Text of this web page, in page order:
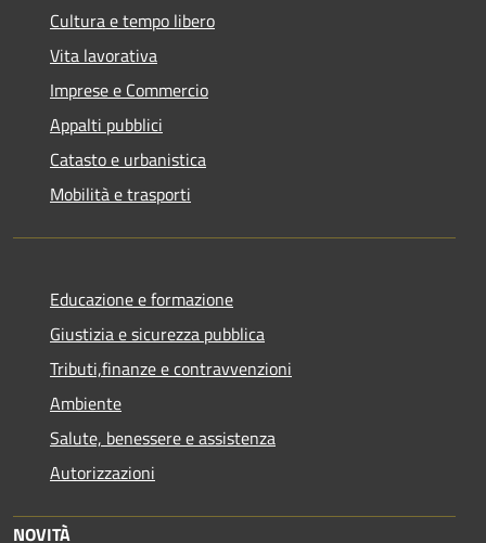
Cultura e tempo libero
Vita lavorativa
Imprese e Commercio
Appalti pubblici
Catasto e urbanistica
Mobilità e trasporti
Educazione e formazione
Giustizia e sicurezza pubblica
Tributi,finanze e contravvenzioni
Ambiente
Salute, benessere e assistenza
Autorizzazioni
NOVITÀ